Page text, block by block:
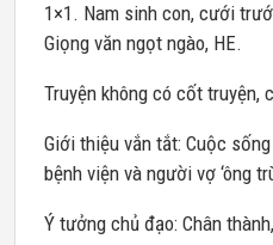
1×1. Nam sinh con, cưới
Giọng văn ngọt ngào, HE.
Truyện không có cốt truyện,
Giới thiệu vắn tắt: Cuộc sống
bệnh viện và người vợ ‘ông
Ý tưởng chủ đạo: Chân